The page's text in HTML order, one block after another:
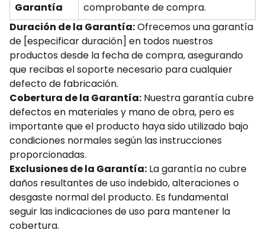
Garantía
comprobante de compra.
Duración de la Garantía:Ofrecemos una garantía
de [especificar duración] en todos nuestros
productos desde la fecha de compra, asegurando
que recibas el soporte necesario para cualquier
defecto de fabricación.
Cobertura de la Garantía: Nuestra garantía cubre
defectos en materiales y mano de obra, pero es
importante que el producto haya sido utilizado bajo
condiciones normales según las instrucciones
proporcionadas.
Exclusiones de la Garantía: La garantía no cubre
daños resultantes de uso indebido, alteraciones o
desgaste normal del producto. Es fundamental
seguir las indicaciones de uso para mantener la
cobertura.